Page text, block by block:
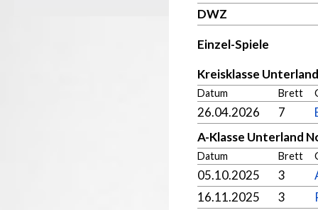
DWZ
Einzel-Spiele
Kreisklasse
Datum Brett
26.04.2026 7
A-Klasse Unterland
Datum Brett
05.10.2025 3
16.11.2025
3